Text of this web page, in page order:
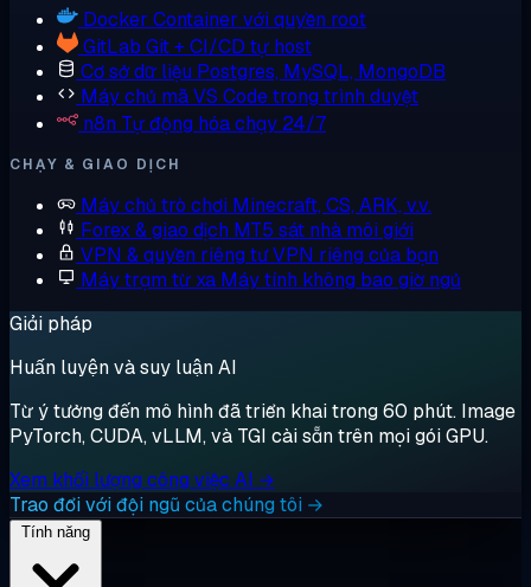
Docker Container với quyền root
GitLab Git + CI/CD tự host
Cơ sở dữ liệu Postgres, MySQL, MongoDB
Máy chủ mãVS Code trong trình duyệt
n8n Tự động hóa chạy 24/7
CHẠY & GIAO DỊCH
Máy chủ trò chơi Minecraft, CS, ARK, v.v.
Forex & giao dịch MT5 sát nhà môi giới
VPN & quyền riêng tưVPN riêng của bạn
Máy trạm từ xa Máy tính không bao giờ ngủ
Giải pháp
Huấn luyện và suy luận AI
Từ ý tưởng đến mô hình đã triển khai trong 60 phút. Image
PyTorch, CUDA, vLLM, và TGI cài sẵn trên mọi gói GPU.
Xem khối lượng công việc AI →
Trao đổi với đội ngũ của chúng tôi →